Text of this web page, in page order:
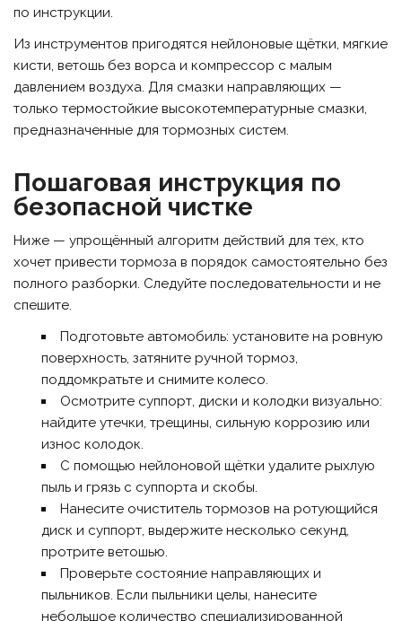
по инструкции.
Из инструментов пригодятся нейлоновые щётки, мягкие
кисти, ветошь без ворса и компрессор с малым
давлением воздуха. Для смазки направляющих —
только термостойкие высокотемпературные смазки,
предназначенные для тормозных систем.
Пошаговая инструкция по
безопасной чистке
Ниже — упрощённый алгоритм действий для тех, кто
хочет привести тормоза в порядок самостоятельно без
полного разборки. Следуйте последовательности и не
спешите.
Подготовьте автомобиль: установите на ровную
поверхность, затяните ручной тормоз,
поддомкратьте и снимите колесо.
Осмотрите суппорт, диски и колодки визуально:
найдите утечки, трещины, сильную коррозию или
износ колодок.
С помощью нейлоновой щётки удалите рыхлую
пыль и грязь с суппорта и скобы.
Нанесите очиститель тормозов на ротующийся
диск и суппорт, выдержите несколько секунд,
протрите ветошью.
Проверьте состояние направляющих и
пыльников. Если пыльники целы, нанесите
небольшое количество специализированной